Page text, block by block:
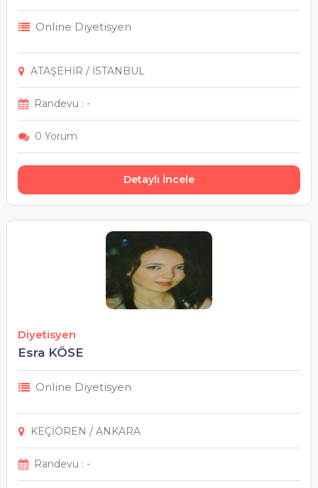
Online Diyetisyen
ATAŞEHİR / İSTANBUL
Randevu : -
0 Yorum
Detaylı İncele
Diyetisyen
Esra KÖSE
Online Diyetisyen
KEÇİÖREN / ANKARA
Randevu : -